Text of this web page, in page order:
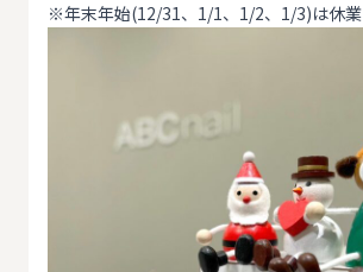
※年末年始(12/31、1/1、1/2、1/3)は休業